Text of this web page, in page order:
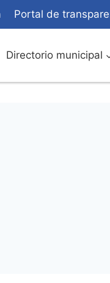
Portal de
Directorio municipal